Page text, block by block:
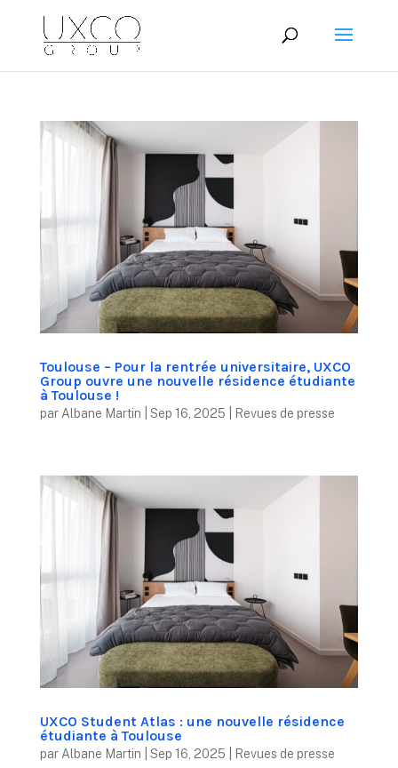
Toulouse – Pour la rentrée universitaire, UXCO
Group ouvre une nouvelle résidence étudiante
à Toulouse !
par Albane Martin Sep 16, 2025 Revues de presse
UXCO Student Atlas : une nouvelle résidence
étudiante à Toulouse
par Albane Martin Sep 16, 2025 Revues de presse